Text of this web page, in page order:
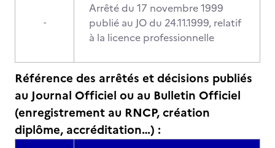
-
Arrêté du 17 novembre 1999
publié au JO du 24.11.1999, relatif
à la licence professionnelle
Référence des arrêtés et décisions publiés
au Journal Officiel ou au Bulletin Officiel
(enregistrement au RNCP, création
diplôme, accréditation…) :